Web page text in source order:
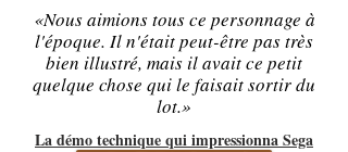
«Nous aimions tous ce personnage à
l'époque. Il n'était peut-être pas très
bien illustré, mais il avait ce petit
quelque chose qui le faisait sortir du
lot.»
La démo technique qui impressionna Sega